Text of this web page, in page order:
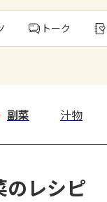
トーク
副菜 汁物
のレシピ